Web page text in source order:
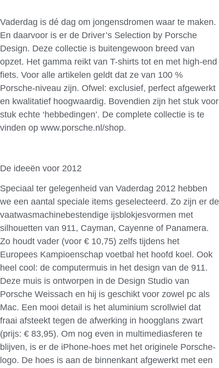
Vaderdag is dé dag om jongensdromen waar te maken.
En daarvoor is er de Driver’s Selection by Porsche
Design. Deze collectie is buitengewoon breed van
opzet. Het gamma reikt van T-shirts tot en met high-end
fiets. Voor alle artikelen geldt dat ze van 100 %
Porsche-niveau zijn. Ofwel: exclusief, perfect afgewerkt
en kwalitatief hoogwaardig. Bovendien zijn het stuk voor
stuk echte ‘hebbedingen’. De complete collectie is te
vinden op www.porsche.nl/shop.
De ideeën voor 2012
Speciaal ter gelegenheid van Vaderdag 2012 hebben
we een aantal speciale items geselecteerd. Zo zijn er de
vaatwasmachinebestendige ijsblokjesvormen met
silhouetten van 911, Cayman, Cayenne of Panamera.
Zo houdt vader (voor € 10,75) zelfs tijdens het
Europees Kampioenschap voetbal het hoofd koel. Ook
heel cool: de computermuis in het design van de 911.
Deze muis is ontworpen in de Design Studio van
Porsche Weissach en hij is geschikt voor zowel pc als
Mac. Een mooi detail is het aluminium scrollwiel dat
fraai afsteekt tegen de afwerking in hoogglans zwart
(prijs: € 83,95). Om nog even in multimediasferen te
blijven, is er de iPhone-hoes met het originele Porsche-
logo. De hoes is aan de binnenkant afgewerkt met een